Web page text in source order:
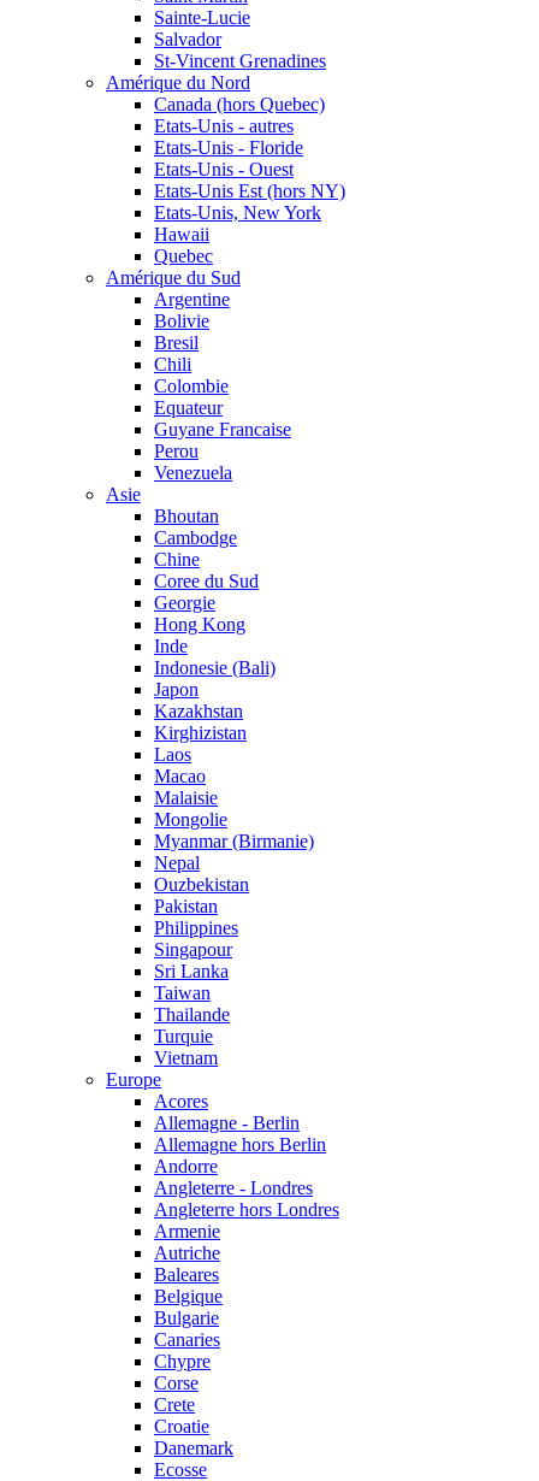
Sainte-Lucie
Salvador
St-Vincent Grenadines
Amérique du Nord
Canada (hors Quebec)
Etats-Unis - autres
Etats-Unis - Floride
Etats-Unis - Ouest
Etats-Unis Est (hors NY)
Etats-Unis, New York
Hawaii
Quebec
Amérique du Sud
Argentine
Bolivie
Bresil
Chili
Colombie
Equateur
Guyane Francaise
Perou
Venezuela
Asie
Bhoutan
Cambodge
Chine
Coree du Sud
Georgie
Hong Kong
Inde
Indonesie (Bali)
Japon
Kazakhstan
Kirghizistan
Laos
Macao
Malaisie
Mongolie
Myanmar (Birmanie)
Nepal
Ouzbekistan
Pakistan
Philippines
Singapour
Sri Lanka
Taiwan
Thailande
Turquie
Vietnam
Europe
Acores
Allemagne - Berlin
Allemagne hors Berlin
Andorre
Angleterre - Londres
Angleterre hors Londres
Armenie
Autriche
Baleares
Belgique
Bulgarie
Canaries
Chypre
Corse
Crete
Croatie
Danemark
Ecosse